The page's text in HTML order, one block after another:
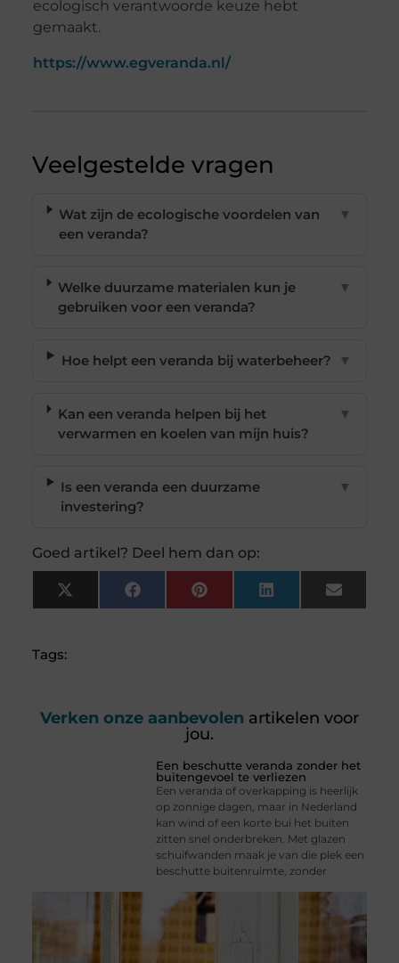
ecologisch verantwoorde keuze hebt
gemaakt.
https://www.egveranda.nl/
Veelgestelde vragen
Wat zijn de ecologische voordelen van
een veranda?
▼
Welke duurzame materialen kun je
gebruiken voor een veranda?
▼
Hoe helpt een veranda bij waterbeheer? ▼
Kan een veranda helpen bij het
verwarmen en koelen van mijn huis?
▼
Is een veranda een duurzame
investering?
▼
Goed artikel? Deel hem dan op:
X
(Twitter)
FacebookPinterest LinkedIn Email
Tags:
Verken onze aanbevolen artikelen voor
jou.
Een beschutte veranda zonder het
buitengevoel te verliezen
Een veranda of overkapping is heerlijk
op zonnige dagen, maar in Nederland
kan wind of een korte bui het buiten
zitten snel onderbreken. Met glazen
schuifwanden maak je van die plek een
beschutte buitenruimte, zonder